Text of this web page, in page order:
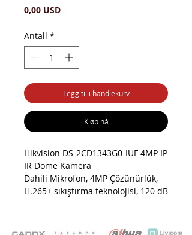
0,00 USDPris
Antall *
Legg til i handlekurv
Kjøp nå
Hikvision DS-2CD1343G0-IUF 4MP IP
IR Dome Kamera
Dahili Mikrofon, 4MP Çözünürlük,
H.265+ sıkıştırma teknolojisi, 120 dB
dayanıklı (IP67), Depolama için 128